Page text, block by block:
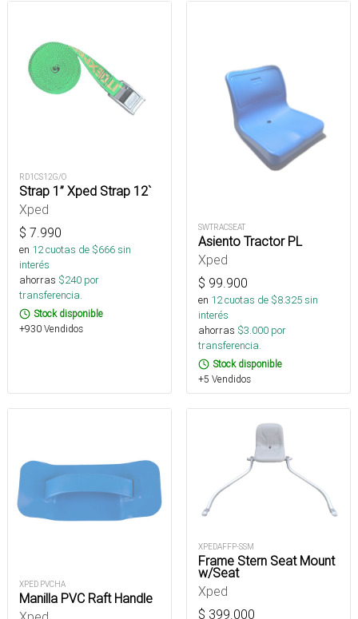
RD1CS12G/O
Strap 1” Xped Strap 12`
Xped
$ 7.990
en 12cuotas de $666sin
interés
ahorras $240 por
transferencia.
Stock disponible
+930 Vendidos
SWTRACSEAT
Asiento Tractor PL
Xped
$ 99.900
en 12cuotas de $8.325sin
interés
ahorras $3.000 por
transferencia.
Stock disponible
+5 Vendidos
XPED PVCHA
Manilla PVC Raft Handle
XPEDAFFP-SSM
Frame Stern Seat Mount
w/Seat
Xped
$ 399.000